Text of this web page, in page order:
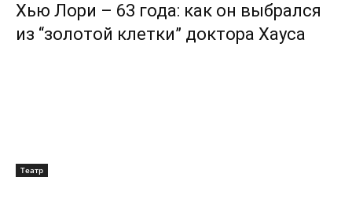
Хью Лори – 63 года: как он выбрался
из “золотой клетки” доктора Хауса
Театр